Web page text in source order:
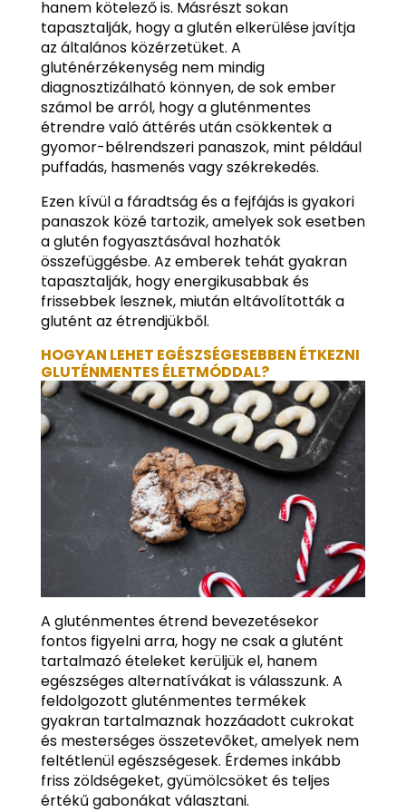
hanem kötelező is. Másrészt sokan
tapasztalják, hogy a glutén elkerülése javítja
az általános közérzetüket. A
gluténérzékenység nem mindig
diagnosztizálható könnyen, de sok ember
számol be arról, hogy a gluténmentes
étrendre való áttérés után csökkentek a
gyomor-bélrendszeri panaszok, mint például
puffadás, hasmenés vagy székrekedés.
Ezen kívül a fáradtság és a fejfájás is gyakori
panaszok közé tartozik, amelyek sok esetben
a glutén fogyasztásával hozhatók
összefüggésbe. Az emberek tehát gyakran
tapasztalják, hogy energikusabbak és
frissebbek lesznek, miután eltávolították a
glutént az étrendjükből.
HOGYAN LEHET EGÉSZSÉGESEBBEN ÉTKEZNI
GLUTÉNMENTES ÉLETMÓDDAL?
A gluténmentes étrend bevezetésekor
fontos figyelni arra, hogy ne csak a glutént
tartalmazó ételeket kerüljük el, hanem
egészséges alternatívákat is válasszunk. A
feldolgozott gluténmentes termékek
gyakran tartalmaznak hozzáadott cukrokat
és mesterséges összetevőket, amelyek nem
feltétlenül egészségesek. Érdemes inkább
friss zöldségeket, gyümölcsöket és teljes
értékű gabonákat választani.